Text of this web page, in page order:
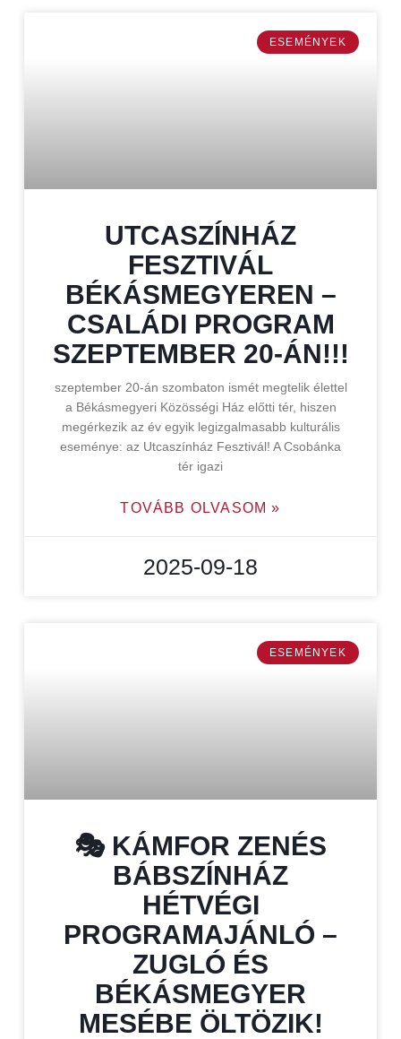
ESEMÉNYEK
UTCASZÍNHÁZ
FESZTIVÁL
BÉKÁSMEGYEREN –
CSALÁDI PROGRAM
SZEPTEMBER 20-ÁN!!!
szeptember 20-án szombaton ismét megtelik élettel
a Békásmegyeri Közösségi Ház előtti tér, hiszen
megérkezik az év egyik legizgalmasabb kulturális
eseménye: az Utcaszínház Fesztivál! A Csobánka
tér igazi
TOVÁBB OLVASOM »
2025-09-18
ESEMÉNYEK
🎭 KÁMFOR ZENÉS
BÁBSZÍNHÁZ
HÉTVÉGI
PROGRAMAJÁNLÓ –
ZUGLÓ ÉS
BÉKÁSMEGYER
MESÉBE ÖLTÖZIK!